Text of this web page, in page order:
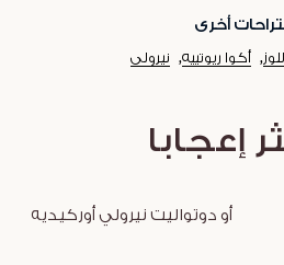
أخرى
أكوا ريوتييه نيرولي
إعجابا
أو دوتواليت نيرولي أوركيديه